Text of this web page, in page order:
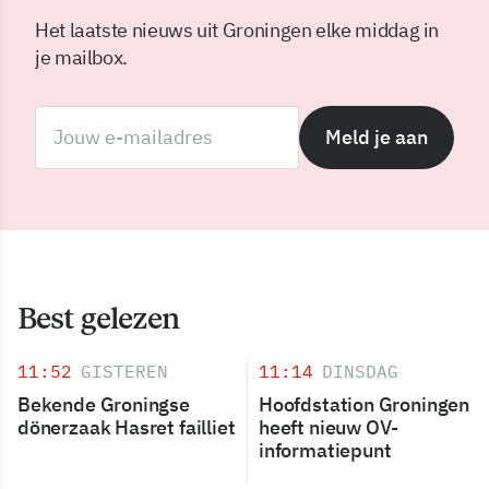
Het laatste nieuws uit Groningen elke middag in
je mailbox.
Meld je aan
Best gelezen
11:52 GISTEREN
Bekende Groningse
dönerzaak Hasret failliet
11:14 DINSDAG
Hoofdstation Groningen
heeft nieuw OV-
informatiepunt